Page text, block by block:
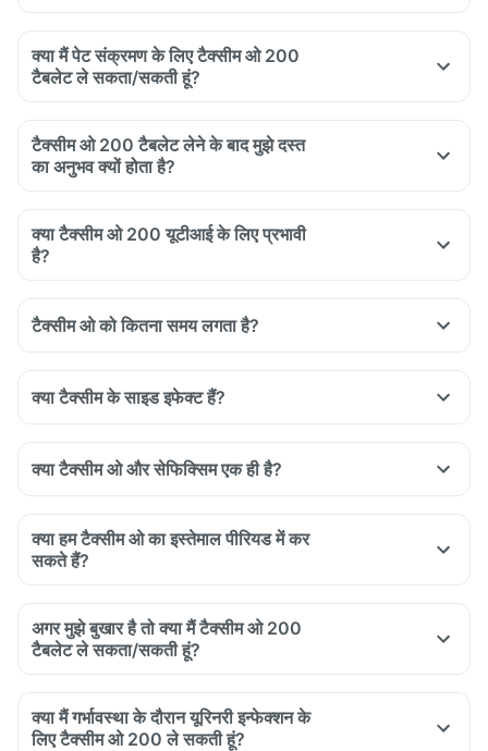
क्या मैं पेट संक्रमण के लिए टैक्सीम ओ 200
टैबलेट ले सकता/सकती हूं?
टैक्सीम ओ 200 टैबलेट लेने के बाद मुझे दस्त
का अनुभव क्यों होता है?
क्या टैक्सीम ओ 200 यूटीआई के लिए प्रभावी
है?
टैक्सीम ओ को कितना समय लगता है?
क्या टैक्सीम के साइड इफेक्ट हैं?
क्या टैक्सीम ओ और सेफिक्सिम एक ही है?
क्या हम टैक्सीम ओ का इस्तेमाल पीरियड में कर
सकते हैं?
अगर मुझे बुखार है तो क्या मैं टैक्सीम ओ 200
टैबलेट ले सकता/सकती हूं?
क्या मैं गर्भावस्था के दौरान यूरिनरी इन्फेक्शन के
लिए टैक्सीम ओ 200 ले सकती हूं?